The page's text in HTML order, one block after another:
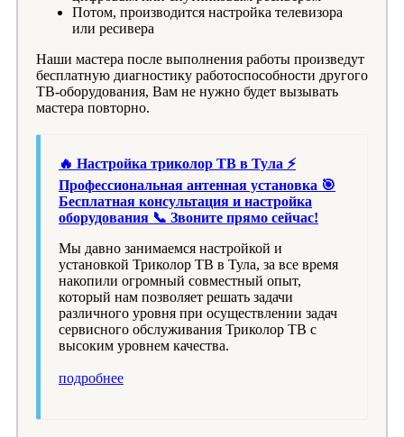
Потом, производится настройка телевизора
или ресивера
Наши мастера после выполнения работы произведут
бесплатную диагностику работоспособности другого
ТВ-оборудования, Вам не нужно будет вызывать
мастера повторно.
🔥 Настройка триколор ТВ в Тула ⚡
Профессиональная антенная установка 🎯
Бесплатная консультация и настройка
оборудования 📞 Звоните прямо сейчас!
Мы давно занимаемся настройкой и
установкой Триколор ТВ в Тула, за все время
накопили огромный совместный опыт,
который нам позволяет решать задачи
различного уровня при осуществлении задач
сервисного обслуживания Триколор ТВ с
высоким уровнем качества.
подробнее